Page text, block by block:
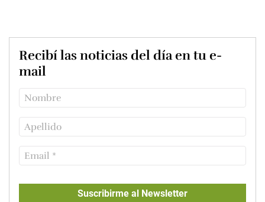
Recibí las noticias del día en tu e-
mail
Suscribirme al Newsletter